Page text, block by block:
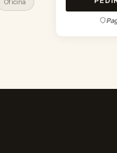
Oficina